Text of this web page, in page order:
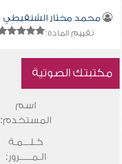
محمد مختار الشنقيطي
تقييم المادة:
مكتبتك الصوتية
اسم
المستخدم:
كـلـــمـة
الـمـــــرور: